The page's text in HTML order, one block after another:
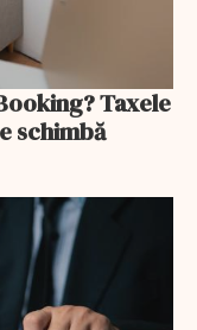
Taxele
schimbă